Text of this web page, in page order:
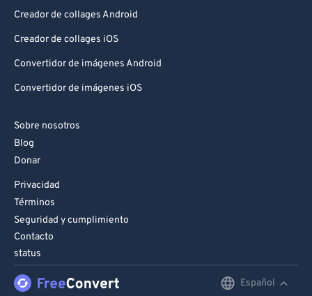
Creador de collages Android
Creador de collages iOS
Convertidor de imágenes Android
Convertidor de imágenes iOS
Sobre nosotros
Blog
Donar
Privacidad
Términos
Seguridad y cumplimiento
Contacto
status
Español